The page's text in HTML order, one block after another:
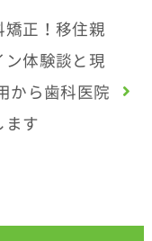
正！移住親
体験談と現
から歯科医院
ます